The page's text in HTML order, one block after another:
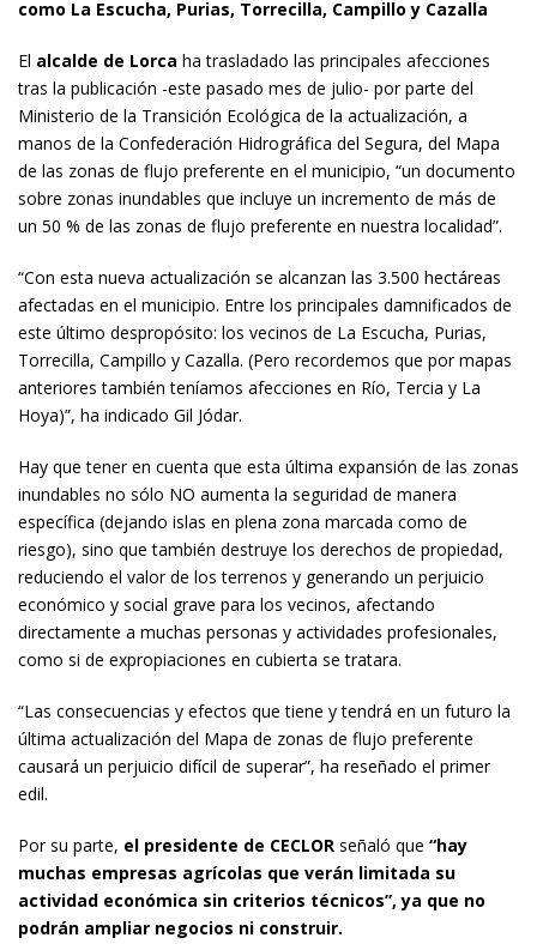
como La Escucha, Purias, Torrecilla, Campillo y Cazalla
El alcalde de Lorca ha trasladado las principales afecciones
tras la publicación -este pasado mes de julio- por parte del
Ministerio de la Transición Ecológica de la actualización, a
manos de la Confederación Hidrográfica del Segura, del Mapa
de las zonas de flujo preferente en el municipio, “un documento
sobre zonas inundables que incluye un incremento de más de
un 50 % de las zonas de flujo preferente en nuestra localidad”.
“Con esta nueva actualización se alcanzan las 3.500 hectáreas
afectadas en el municipio. Entre los principales damnificados de
este último despropósito: los vecinos de La Escucha, Purias,
Torrecilla, Campillo y Cazalla. (Pero recordemos que por mapas
anteriores también teníamos afecciones en Río, Tercia y La
Hoya)”, ha indicado Gil Jódar.
Hay que tener en cuenta que esta última expansión de las zonas
inundables no sólo NO aumenta la seguridad de manera
específica (dejando islas en plena zona marcada como de
riesgo), sino que también destruye los derechos de propiedad,
reduciendo el valor de los terrenos y generando un perjuicio
económico y social grave para los vecinos, afectando
directamente a muchas personas y actividades profesionales,
como si de expropiaciones en cubierta se tratara.
“Las consecuencias y efectos que tiene y tendrá en un futuro la
última actualización del Mapa de zonas de flujo preferente
causará un perjuicio difícil de superar”, ha reseñado el primer
edil.
Por su parte, el presidente de CECLOR señaló que “hay
muchas empresas agrícolas que verán limitada su
actividad económica sin criterios técnicos”, ya que no
podrán ampliar negocios ni construir.